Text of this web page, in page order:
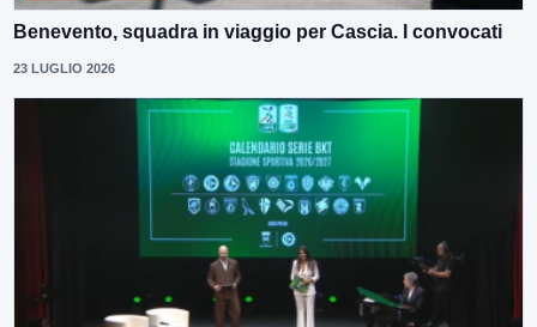
Benevento, squadra in viaggio per Cascia. I convocati
23 LUGLIO 2026